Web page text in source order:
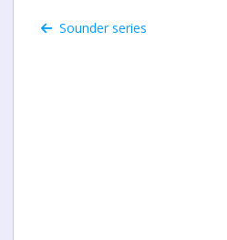
Sounder series